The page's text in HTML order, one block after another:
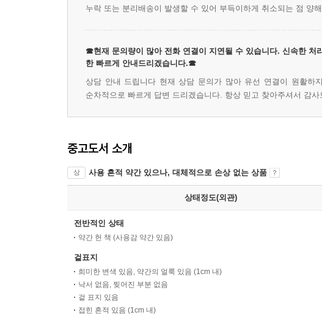
누락 또는 분리배송이 발생할 수 있어 부득이하게 취소되는 점 양
☎현재 문의량이 많아 전화 연결이 지연될 수 있습니다. 신속한 처
한 빠르게 안내드리겠습니다.☎
상담 안내 드립니다 현재 상담 문의가 많아 유선 연결이 원활
순차적으로 빠르게 답변 드리겠습니다. 항상 믿고 찾아주셔서 감
중고도서 소개
상 사용 흔적 약간 있으나, 대체적으로 손상 없는 상품
상태정도(외관)
전반적인 상태
약간 헌 책 (사용감 약간 있음)
겉표지
희미한 변색 있음, 약간의 얼룩 있음 (1cm 내)
낙서 없음, 찢어진 부분 없음
겉 표지 있음
접힌 흔적 있음 (1cm 내)